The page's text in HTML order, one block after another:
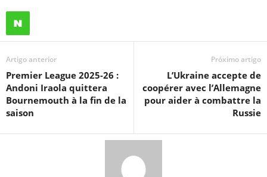
Artigo anterior
Premier League 2025-26 :
Andoni Iraola quittera
Bournemouth à la fin de la
saison
Próximo artigo
L’Ukraine accepte de
coopérer avec l’Allemagne
pour aider à combattre la
Russie